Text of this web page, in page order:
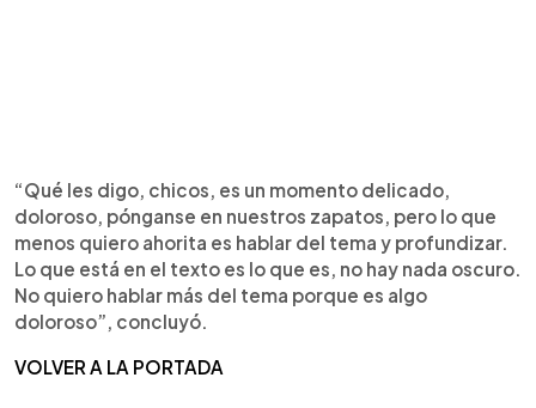
“Qué les digo, chicos, es un momento delicado,
doloroso, pónganse en nuestros zapatos, pero lo que
menos quiero ahorita es hablar del tema y profundizar.
Lo que está en el texto es lo que es, no hay nada oscuro.
No quiero hablar más del tema porque es algo
doloroso”, concluyó.
VOLVER A LA PORTADA